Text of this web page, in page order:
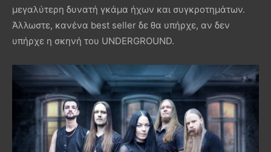
μεγαλύτερη δυνατή γκάμα ήχων και συγκροτημάτων.
Άλλωστε, κανένα best seller δε θα υπήρχε, αν δεν
υπήρχε η σκηνή του UNDERGROUND.